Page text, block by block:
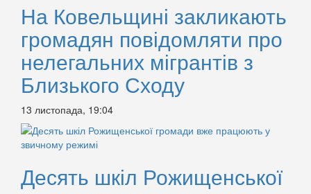
На Ковельщині закликають
громадян повідомляти про
нелегальних мігрантів з
Близького Сходу
13 листопада, 19:04
Десять шкіл Рожищенської